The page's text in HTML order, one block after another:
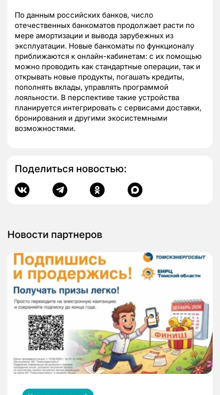
По данным российских банков, число
отечественных банкоматов продолжает расти по
мере амортизации и вывода зарубежных из
эксплуатации. Новые банкоматы по функционалу
приближаются к онлайн-кабинетам: с их помощью
можно проводить как стандартные операции, так и
открывать новые продукты, погашать кредиты,
пополнять вклады, управлять программой
лояльности. В перспективе такие устройства
планируется интегрировать с сервисами доставки,
бронирования и другими экосистемными
возможностями.
Поделиться новостью:
Новости партнеров